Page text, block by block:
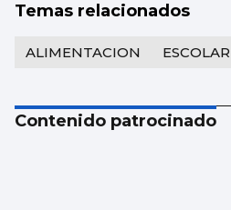
Temas relacionados
ALIMENTACION
Contenido patrocinado